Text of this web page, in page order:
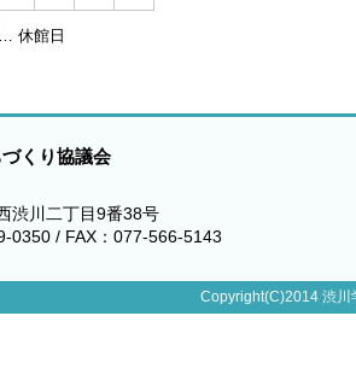
… 休館日
くり協議会
渋川二丁目9番38号
0350 / FAX：077-566-5143
Copyright(C)2014 渋川